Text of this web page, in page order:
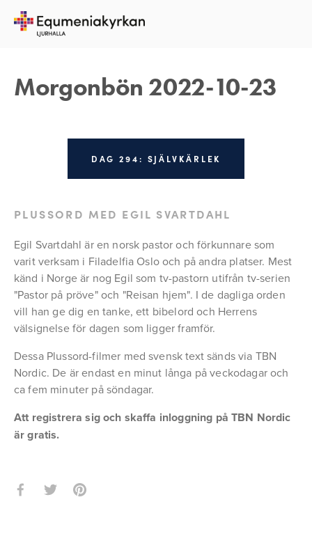
Morgonbön 2022-10-23
DAG 294: SJÄLVKÄRLEK
PLUSSORD MED EGIL SVARTDAHL
Egil Svartdahl är en norsk pastor och förkunnare som
varit verksam i Filadelfia Oslo och på andra platser. Mest
känd i Norge är nog Egil som tv-pastorn utifrån tv-serien
"Pastor på pröve" och "Reisan hjem". I de dagliga orden
vill han ge dig en tanke, ett bibelord och Herrens
välsignelse för dagen som ligger framför.
Dessa Plussord-filmer med svensk text sänds via TBN
Nordic. De är endast en minut långa på veckodagar och
ca fem minuter på söndagar.
Att registrera sig och skaffa inloggning på TBN Nordic
är gratis.
23 OKTOBER 2022